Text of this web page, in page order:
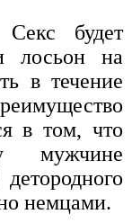
Секс будет
лосьон на
в течение
в том, что
мужчине
немцами.